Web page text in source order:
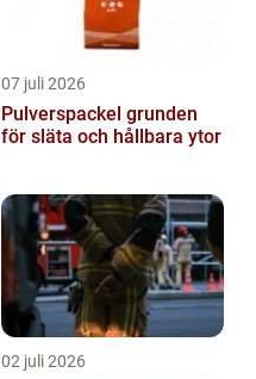
07 juli 2026
Pulverspackel grunden
för släta och hållbara ytor
02 juli 2026